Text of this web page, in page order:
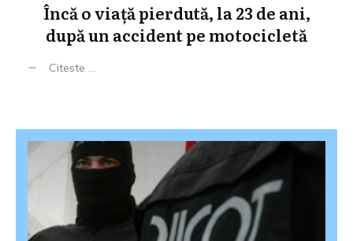
Încă o viață pierdută, la 23 de ani,
după un accident pe motocicletă
Citeste ...